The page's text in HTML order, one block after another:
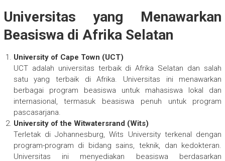
Universitas yang Menawarkan
Beasiswa di Afrika Selatan
University of Cape Town (UCT)
UCT adalah universitas terbaik di Afrika Selatan dan salah
satu yang terbaik di Afrika. Universitas ini menawarkan
berbagai program beasiswa untuk mahasiswa lokal dan
internasional, termasuk beasiswa penuh untuk program
pascasarjana.
University of the Witwatersrand (Wits)
Terletak di Johannesburg, Wits University terkenal dengan
program-program di bidang sains, teknik, dan kedokteran.
Universitas ini menyediakan beasiswa berdasarkan